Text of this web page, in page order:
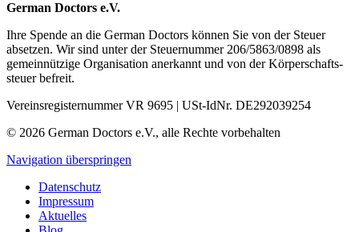
German Doctors e.V.
Ihre Spende an die German Doctors können Sie von der Steuer
absetzen. Wir sind unter der Steuer­nummer 206/5863/0898 als
gemein­nützige Organisation aner­kannt und von der Körper­schafts­
steuer befreit.
Vereinsregisternummer VR 9695 | USt-IdNr. DE292039254
© 2026 German Doctors e.V., alle Rechte vorbehalten
Navigation überspringen
Datenschutz
Impressum
Aktuelles